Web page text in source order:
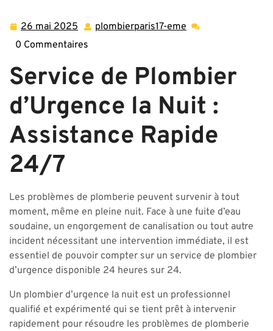
26 mai 2025 26
mai
plombierparis17-eme plombierparis17-
0 Commentaires
Service de Plombier
d’Urgence la Nuit :
Assistance Rapide
24/7
Les problèmes de plomberie peuvent survenir à tout
moment, même en pleine nuit. Face à une fuite d’eau
soudaine, un engorgement de canalisation ou tout autre
incident nécessitant une intervention immédiate, il est
essentiel de pouvoir compter sur un service de plombier
d’urgence disponible 24 heures sur 24.
Un plombier d’urgence la nuit est un professionnel
qualifié et expérimenté qui se tient prêt à intervenir
rapidement pour résoudre les problèmes de plomberie